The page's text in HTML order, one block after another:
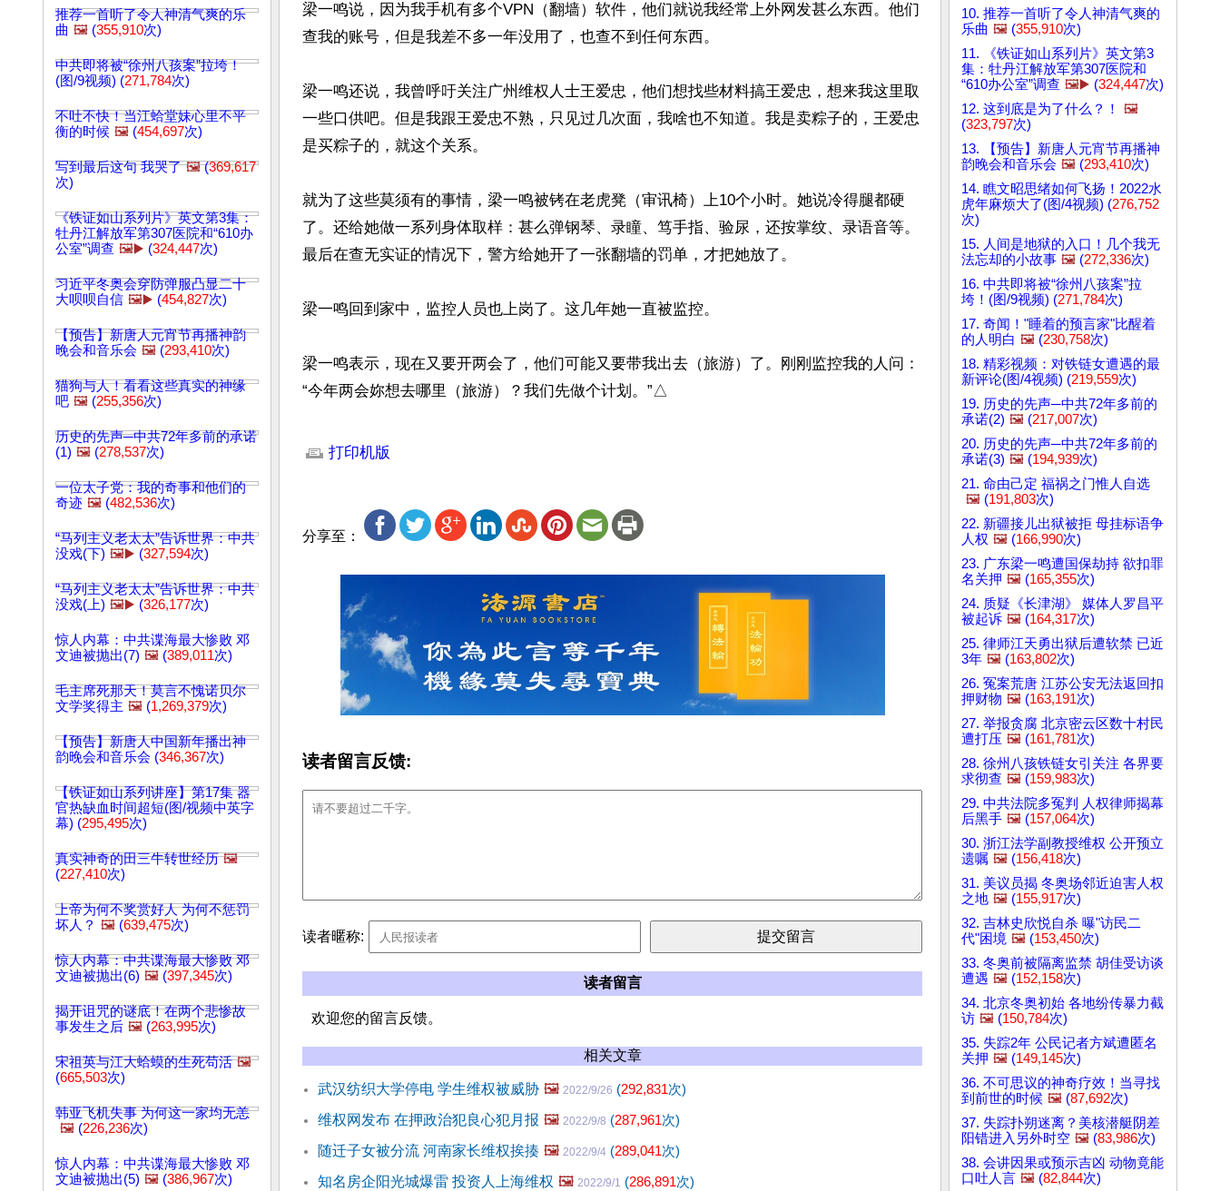
推荐一首听了令人神清气爽的乐
曲 🖼️ (355,910次)
中共即将被“徐州八孩案”拉垮！
(图/9视频) (271,784次)
不吐不快！当江蛤堂妹心里不平
衡的时候 🖼️ (454,697次)
写到最后这句 我哭了 🖼️(369,617
次)
《铁证如山系列片》英文第3集：
牡丹江解放军第307医院和“610办
公室”调查 🖼️▶️ (324,447次)
习近平冬奥会穿防弹服凸显二十
大呗呗自信 🖼️▶️ (454,827次)
【预告】新唐人元宵节再播神韵
晚会和音乐会 🖼️ (293,410次)
猫狗与人！看看这些真实的神缘
吧 🖼️ (255,356次)
历史的先声─中共72年多前的承诺
(1) 🖼️ (278,537次)
一位太子党：我的奇事和他们的
奇迹 🖼️ (482,536次)
“马列主义老太太”告诉世界：中共
没戏(下) 🖼️▶️ (327,594次)
“马列主义老太太”告诉世界：中共
没戏(上) 🖼️▶️ (326,177次)
惊人内幕：中共谍海最大惨败 邓
文迪被抛出(7) 🖼️ (389,011次)
毛主席死那天！莫言不愧诺贝尔
文学奖得主 🖼️ (1,269,379次)
【预告】新唐人中国新年播出神
韵晚会和音乐会 (346,367次)
【铁证如山系列讲座】第17集 器
官热缺血时间超短(图/视频中英字
幕) (295,495次)
真实神奇的田三牛转世经历 🖼️
(227,410次)
上帝为何不奖赏好人 为何不惩罚
坏人？ 🖼️ (639,475次)
惊人内幕：中共谍海最大惨败 邓
文迪被抛出(6) 🖼️ (397,345次)
揭开诅咒的谜底！在两个悲惨故
事发生之后 🖼️ (263,995次)
宋祖英与江大蛤蟆的生死苟活 🖼️
(665,503次)
韩亚飞机失事 为何这一家均无恙
🖼️ (226,236次)
惊人内幕：中共谍海最大惨败 邓
文迪被抛出(5) 🖼️ (386,967次)
梁一鸣说，因为我手机有多个VPN（翻墙）软件，他们就说我经常上外网发甚么东西。他们
查我的账号，但是我差不多一年没用了，也查不到任何东西。
梁一鸣还说，我曾呼吁关注广州维权人士王爱忠，他们想找些材料搞王爱忠，想来我这里取
一些口供吧。但是我跟王爱忠不熟，只见过几次面，我啥也不知道。我是卖粽子的，王爱忠
是买粽子的，就这个关系。
就为了这些莫须有的事情，梁一鸣被铐在老虎凳（审讯椅）上10个小时。她说冷得腿都硬
了。还给她做一系列身体取样：甚么弹钢琴、录瞳、笃手指、验尿，还按掌纹、录语音等。
最后在查无实证的情况下，警方给她开了一张翻墙的罚单，才把她放了。
梁一鸣回到家中，监控人员也上岗了。这几年她一直被监控。
梁一鸣表示，现在又要开两会了，他们可能又要带我出去（旅游）了。刚刚监控我的人问：
“今年两会妳想去哪里（旅游）？我们先做个计划。”△
打印机版
分享至：
读者留言反馈:
读者暱称:
读者留言
欢迎您的留言反馈。
相关文章
武汉纺织大学停电 学生维权被威胁 🖼️ 2022/9/26 (292,831次)
维权网发布 在押政治犯良心犯月报 🖼️ 2022/9/8 (287,961次)
随迁子女被分流 河南家长维权挨揍 🖼️ 2022/9/4 (289,041次)
知名房企阳光城爆雷 投资人上海维权 🖼️ 2022/9/1 (286,891次)
10. 推荐一首听了令人神清气爽的
乐曲 🖼️ (355,910次)
11. 《铁证如山系列片》英文第3
集：牡丹江解放军第307医院和
“610办公室”调查 🖼️▶️ (324,447次)
12. 这到底是为了什么？！
🖼️
(323,797次)
13. 【预告】新唐人元宵节再播神
韵晚会和音乐会 🖼️ (293,410次)
14. 瞧文昭思绪如何飞扬！2022水
虎年麻烦大了(图/4视频) (276,752
次)
15. 人间是地狱的入口！几个我无
法忘却的小故事 🖼️ (272,336次)
16. 中共即将被“徐州八孩案”拉
垮！(图/9视频) (271,784次)
17. 奇闻！"睡着的预言家"比醒着
的人明白 🖼️ (230,758次)
18. 精彩视频：对铁链女遭遇的最
新评论(图/4视频) (219,559次)
19. 历史的先声─中共72年多前的
承诺(2) 🖼️ (217,007次)
20. 历史的先声─中共72年多前的
承诺(3) 🖼️ (194,939次)
21. 命由己定 福祸之门惟人自选
🖼️ (191,803次)
22. 新疆接儿出狱被拒 母挂标语争
人权 🖼️ (166,990次)
23. 广东梁一鸣遭国保劫持 欲扣罪
名关押 🖼️ (165,355次)
24. 质疑《长津湖》 媒体人罗昌平
被起诉 🖼️ (164,317次)
25. 律师江天勇出狱后遭软禁 已近
3年 🖼️ (163,802次)
26. 冤案荒唐 江苏公安无法返回扣
押财物 🖼️ (163,191次)
27. 举报贪腐 北京密云区数十村民
遭打压 🖼️ (161,781次)
28. 徐州八孩铁链女引关注 各界要
求彻查 🖼️ (159,983次)
29. 中共法院多冤判 人权律师揭幕
后黑手 🖼️ (157,064次)
30. 浙江法学副教授维权 公开预立
遗嘱 🖼️ (156,418次)
31. 美议员揭 冬奥场邻近迫害人权
之地 🖼️ (155,917次)
32. 吉林史欣悦自杀 曝"访民二
代"困境 🖼️ (153,450次)
33. 冬奥前被隔离监禁 胡佳受访谈
遭遇 🖼️ (152,158次)
34. 北京冬奥初始 各地纷传暴力截
访 🖼️ (150,784次)
35. 失踪2年 公民记者方斌遭匿名
关押 🖼️ (149,145次)
36. 不可思议的神奇疗效！当寻找
到前世的时候 🖼️ (87,692次)
37. 失踪扑朔迷离？美核潜艇阴差
阳错进入另外时空 🖼️ (83,986次)
38. 会讲因果或预示吉凶 动物竟能
口吐人言 🖼️ (82,844次)